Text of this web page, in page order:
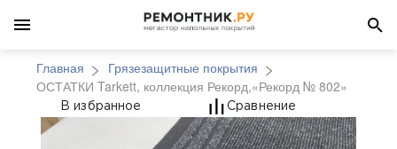
Главная
Грязезащитные покрытия
ОСТАТКИ Tarkett, коллекция Рекорд,«Рекорд № 802»
ОСТАТКИ Tarkett,
В избранное Сравнение